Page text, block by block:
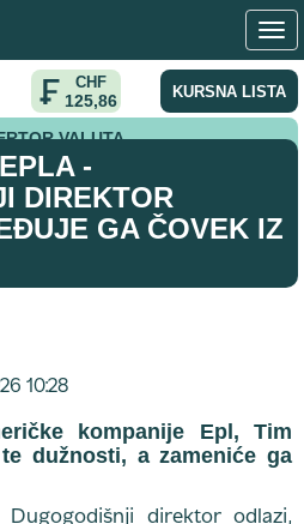
CHF
125,86 KURSNA LISTA
VALUTA
vrhu Epla - Dugogodišnji direktor odlazi,
-
DIREKTOR
GA ČOVEK IZ
10:28
kompanije Epl, Tim
dužnosti, a zameniće ga